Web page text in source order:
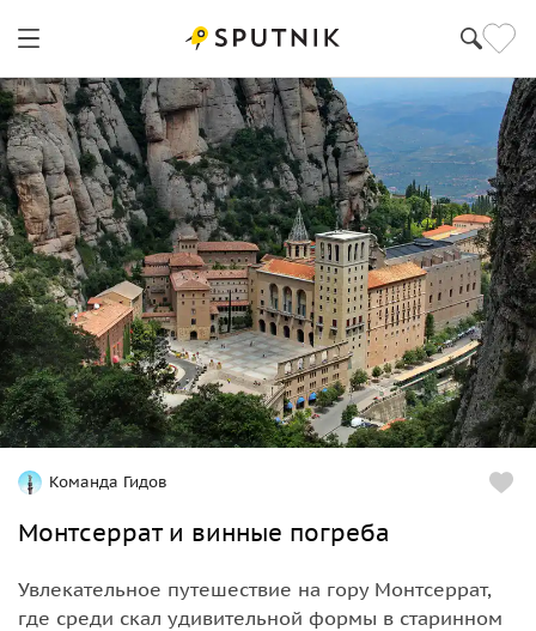
Команда Гидов
Монтсеррат и винные погреба
Увлекательное путешествие на гору Монтсеррат,
где среди скал удивительной формы в старинном